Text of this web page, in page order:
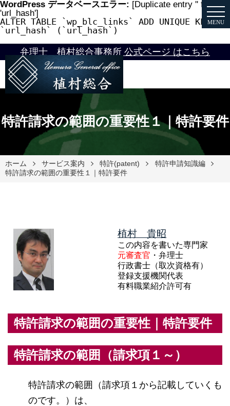
WordPress データベースエラー: [Duplicate entry '' for key
'url_hash']
ALTER TABLE `wp_blc_links` ADD UNIQUE KEY
`url_hash` (`url_hash`)
弁理士 植村総合事務所 公式ページ はこちら
MENU
特許請求の範囲の重要性１｜特許要件
ホーム サービス案内 特許(patent)
特許申請知識編
特許請求の範囲の重要性１｜特許要件
植村 貴昭
この内容を書いた専門家
元審査官 ・弁理士
行政書士（取次資格有）
登録支援機関代表
有料職業紹介許可有
特許請求の範囲の重要性｜特許要件
特許請求の範囲（請求項１～）
特許請求の範囲（請求項１から記載していくも
のです。）は、